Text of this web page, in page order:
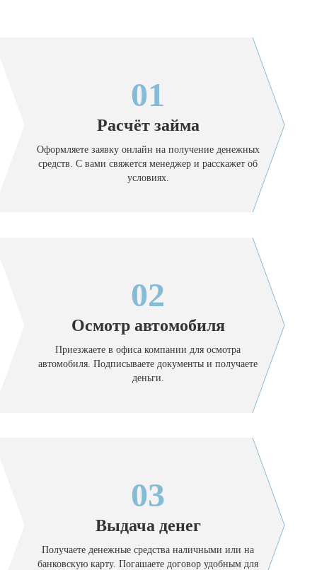
01
Расчёт займа
Оформляете заявку онлайн на получение денежных
средств. С вами свяжется менеджер и расскажет об
условиях.
02
Осмотр автомобиля
Приезжаете в офиса компании для осмотра
автомобиля. Подписываете документы и получаете
деньги.
03
Выдача денег
Получаете денежные средства наличными или на
банковскую карту. Погашаете договор удобным для